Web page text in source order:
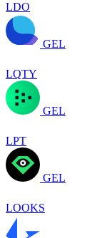
LDO
GEL
LQTY
GEL
LPT
GEL
LOOKS